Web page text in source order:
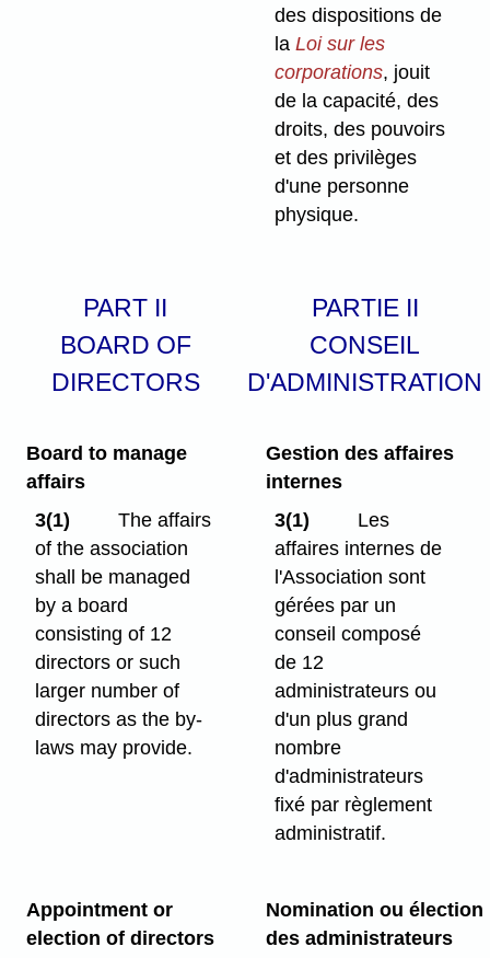
des dispositions de
laLoi sur les
corporations, jouit
de la capacité, des
droits, des pouvoirs
et des privilèges
d'une personne
physique.
PART II
BOARD OF
DIRECTORS
PARTIE II
CONSEIL
D'ADMINISTRATION
Board to manage
affairs
3(1)
The affairs
of the association
shall be managed
by a board
consisting of 12
directors or such
larger number of
directors as the by-
laws may provide.
Gestion des affaires
internes
3(1)
Les
affaires internes de
l'Association sont
gérées par un
conseil composé
de 12
administrateurs ou
d'un plus grand
nombre
d'administrateurs
fixé par règlement
administratif.
Appointment or
election of directors
Nomination ou élection
des administrateurs